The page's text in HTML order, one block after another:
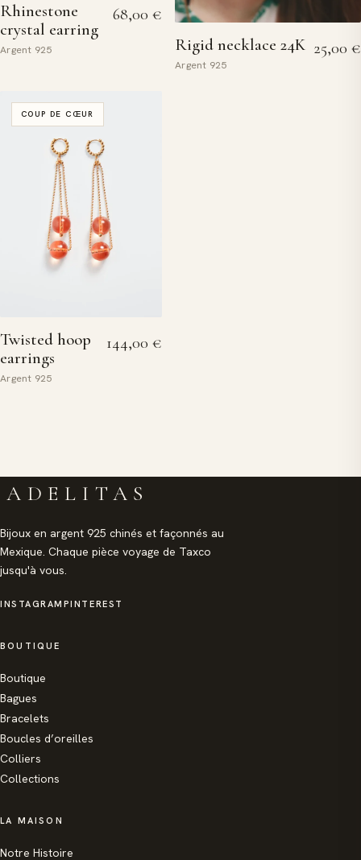
Rhinestone
crystal earring
Argent 925
68,00 €
Rigid necklace 24K
Argent 925
25,00 €
COUP DE CŒUR
Twisted hoop
earrings
Argent 925
144,00 €
ADELITAS
Bijoux en argent 925 chinés et façonnés au
Mexique. Chaque pièce voyage de Taxco
jusqu'à vous.
INSTAGRAM PINTEREST
BOUTIQUE
Boutique
Bagues
Bracelets
Boucles d’oreilles
Colliers
Collections
LA MAISON
Notre Histoire